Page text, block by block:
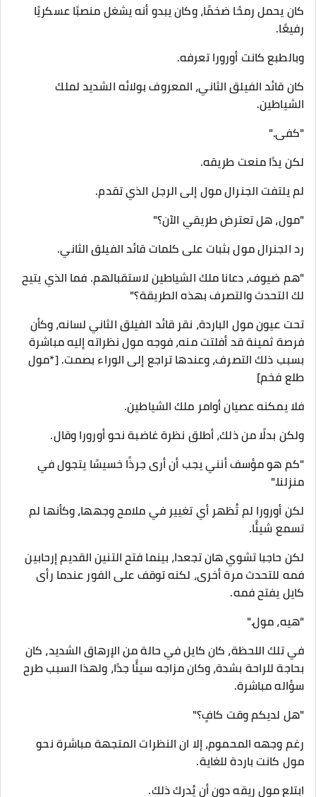
كان يحمل رمحًا ضخمًا، وكان يبدو أنه يشغل منصبًا عسكريًا
رفيعًا.
وبالطبع كانت أورورا تعرفه.
كان قائد الفيلق الثاني، المعروف بولائه الشديد لملك
الشياطين.
"كفى."
لكن يدًا منعت طريقه.
لم يلتفت الجنرال مول إلى الرجل الذي تقدم.
"مول، هل تعترض طريقي الآن؟"
رد الجنرال مول بثبات على كلمات قائد الفيلق الثاني.
"هم ضيوف، دعانا ملك الشياطين لاستقبالهم. فما الذي يتيح
لك التحدث والتصرف بهذه الطريقة؟"
تحت عيون مول الباردة، نقر قائد الفيلق الثاني لسانه، وكأن
فرصة ثمينة قد أفلتت منه، فوجه مول نظراته إليه مباشرة
بسبب ذلك التصرف، وعندها تراجع إلى الوراء بصمت. [*مول
طلع فخم]
فلا يمكنه عصيان أوامر ملك الشياطين.
ولكن بدلًا من ذلك، أطلق نظرة غاضبة نحو أورورا وقال.
"كم هو مؤسف أنني يجب أن أرى جرذًا خسيسًا يتجول في
منزلنا."
لكن أورورا لم تُظهر أي تغيير في ملامح وجهها، وكأنها لم
تسمع شيئًا.
لكن حاجبا تشوي هان تجعدا، بينما فتح التنين القديم إرحابين
فمه للتحدث مرة أخرى، لكنه توقف على الفور عندما رأى
كايل يفتح فمه.
"هيه، مول."
في تلك اللحظة، كان كايل في حالة من الإرهاق الشديد، كان
بحاجة للراحة بشدة، وكان مزاجه سيئًا جدًا، ولهذا السبب طرح
سؤاله مباشرة.
"هل لديكم وقت كافٍ؟"
رغم وجهه المحموم، إلا ان النظرات المتجهة مباشرة نحو
مول كانت باردة للغاية.
ابتلع مول ريقه دون أن يُدرك ذلك.